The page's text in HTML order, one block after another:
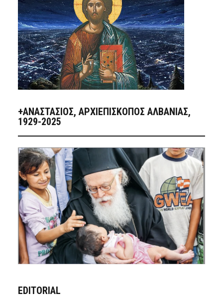
+ΑΝΑΣΤΆΣΙΟΣ, ΑΡΧΙΕΠΊΣΚΟΠΟΣ ΑΛΒΑΝΊΑΣ,
1929-2025
EDITORIAL